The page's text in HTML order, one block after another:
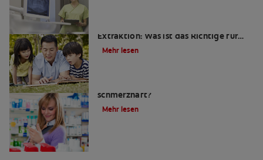
Extraktion: Was ist das Richtige für
mich?
Mehr lesen
schmerzhaft?
Mehr lesen